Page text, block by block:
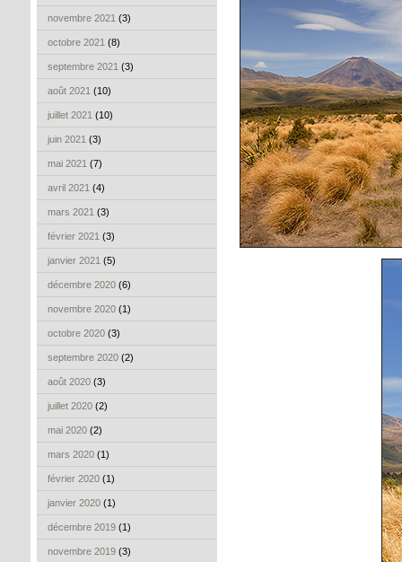
novembre 2021 (3)
octobre 2021 (8)
septembre 2021 (3)
août 2021 (10)
juillet 2021 (10)
juin 2021 (3)
mai 2021 (7)
avril 2021 (4)
mars 2021 (3)
février 2021 (3)
janvier 2021 (5)
décembre 2020 (6)
novembre 2020 (1)
octobre 2020 (3)
septembre 2020 (2)
août 2020 (3)
juillet 2020 (2)
mai 2020 (2)
mars 2020 (1)
février 2020 (1)
janvier 2020 (1)
décembre 2019 (1)
novembre 2019 (3)